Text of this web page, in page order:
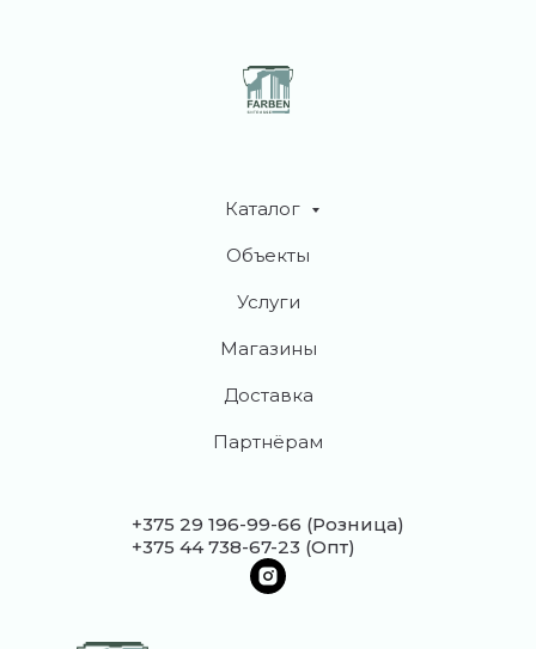
Каталог
Объекты
Услуги
Магазины
Доставка
Партнёрам
+375 29 196-99-66 (Розница)
+375 44 738-67-23 (Опт)